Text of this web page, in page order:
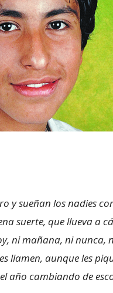
y sueñan los nadies
suerte, que llueva a
ni mañana, ni nunca,
llamen, aunque les
año cambiando de